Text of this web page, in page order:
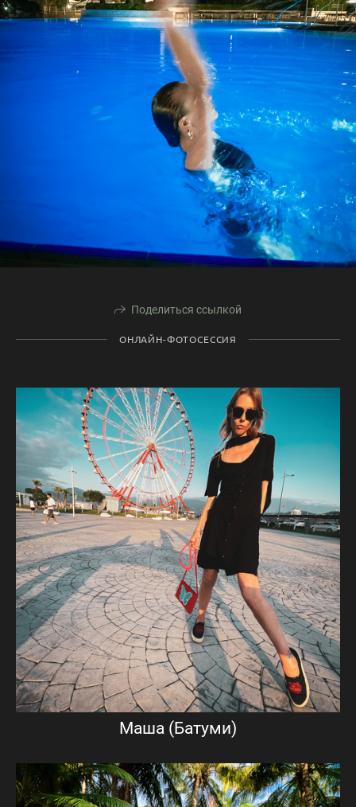
Поделиться ссылкой
ОНЛАЙН-ФОТОСЕССИЯ
Маша (Батуми)